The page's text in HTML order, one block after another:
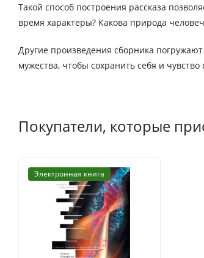
Такой способ построения рассказа
время характеры? Какова природа
Другие произведения сборника
мужества, чтобы сохранить себя и чувство
Покупатели, которые
Электронная книга